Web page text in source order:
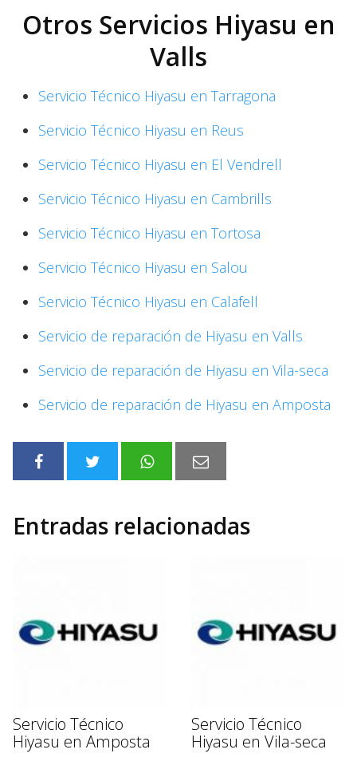
Otros Servicios Hiyasu en
Valls
Servicio Técnico Hiyasu en Tarragona
Servicio Técnico Hiyasu en Reus
Servicio Técnico Hiyasu en El Vendrell
Servicio Técnico Hiyasu en Cambrills
Servicio Técnico Hiyasu en Tortosa
Servicio Técnico Hiyasu en Salou
Servicio Técnico Hiyasu en Calafell
Servicio de reparación de Hiyasu en Valls
Servicio de reparación de Hiyasu en Vila-seca
Servicio de reparación de Hiyasu en Amposta
Entradas relacionadas
Servicio Técnico
Hiyasu en Amposta
Servicio Técnico
Hiyasu en Vila-seca